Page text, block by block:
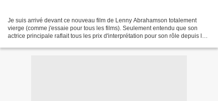
Je suis arrivé devant ce nouveau film de Lenny Abrahamson totalement
vierge (comme j'essaie pour tous les films). Seulement entendu que son
actrice principale raflait tous les prix d'interprétation pour son rôle depuis le